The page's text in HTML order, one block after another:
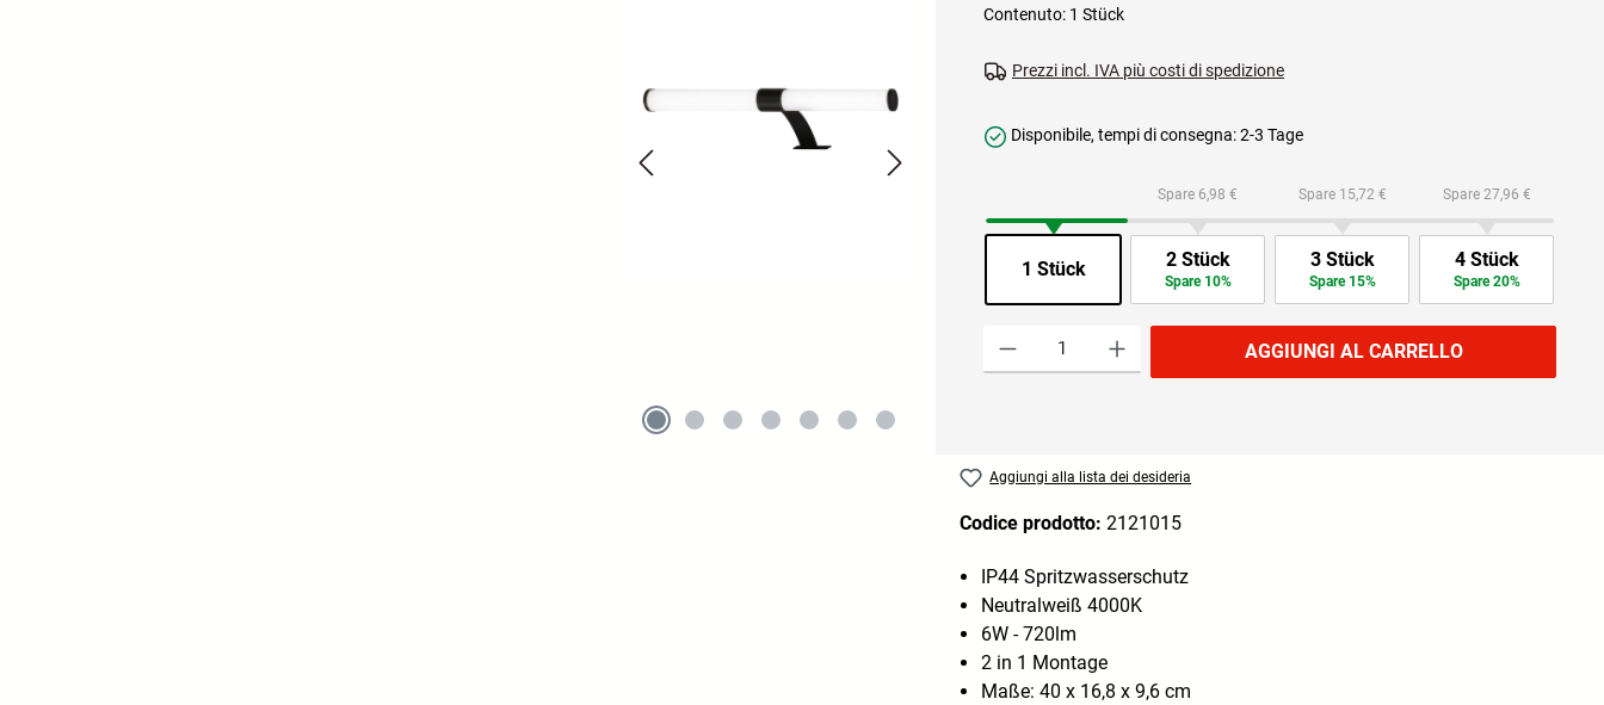
Contenuto: 1 Stück
Prezzi incl. IVA più costi di spedizione
Disponibile, tempi di consegna: 2-3 Tage
1 Stück
Spare 6,98 €
2 Stück
Spare 10%
Spare 15,72 €
3 Stück
Spare 15%
Spare 27,96 €
4 Stück
Spare 20%
AGGIUNGI AL CARRELLO
Aggiungi alla lista dei desideria
Codice prodotto: 2121015
IP44 Spritzwasserschutz
Neutralweiß 4000K
6W - 720lm
2 in 1 Montage
Maße: 40 x 16,8 x 9,6 cm